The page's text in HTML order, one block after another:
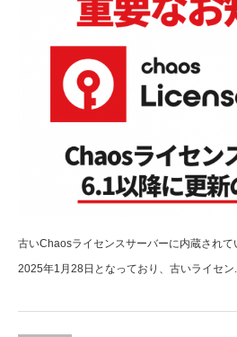
古いChaosライセンスサーバーに内蔵され
2025年1月28日となっており、古いライセン...